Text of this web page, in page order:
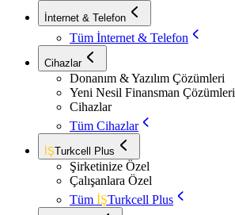
İnternet & Telefon
Tüm İnternet & Telefon
Cihazlar
Donanım & Yazılım Çözümleri
Yeni Nesil Finansman Çözümleri
Cihazlar
Tüm Cihazlar
İŞTurkcell Plus
Şirketinize Özel
Çalışanlara Özel
Tüm İŞTurkcell Plus